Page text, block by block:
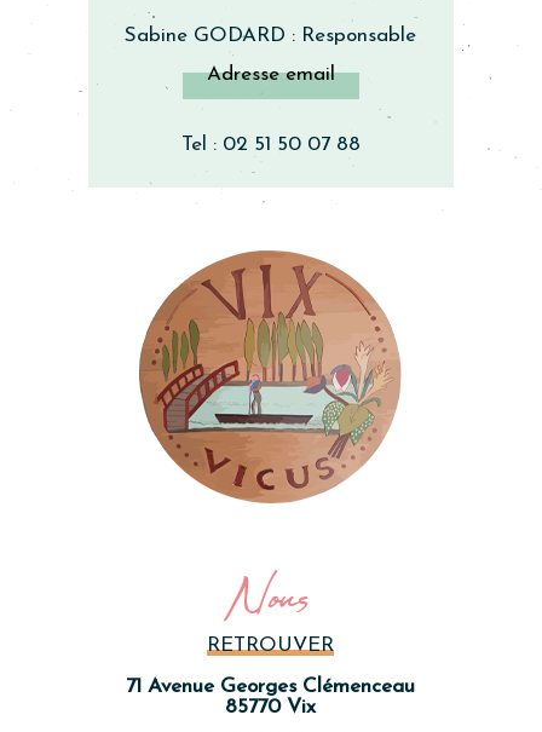
Sabine GODARD : Responsable
Adresse email
Tel : 02 51 50 07 88
Nous
RETROUVER
71 Avenue Georges Clémenceau
85770 Vix